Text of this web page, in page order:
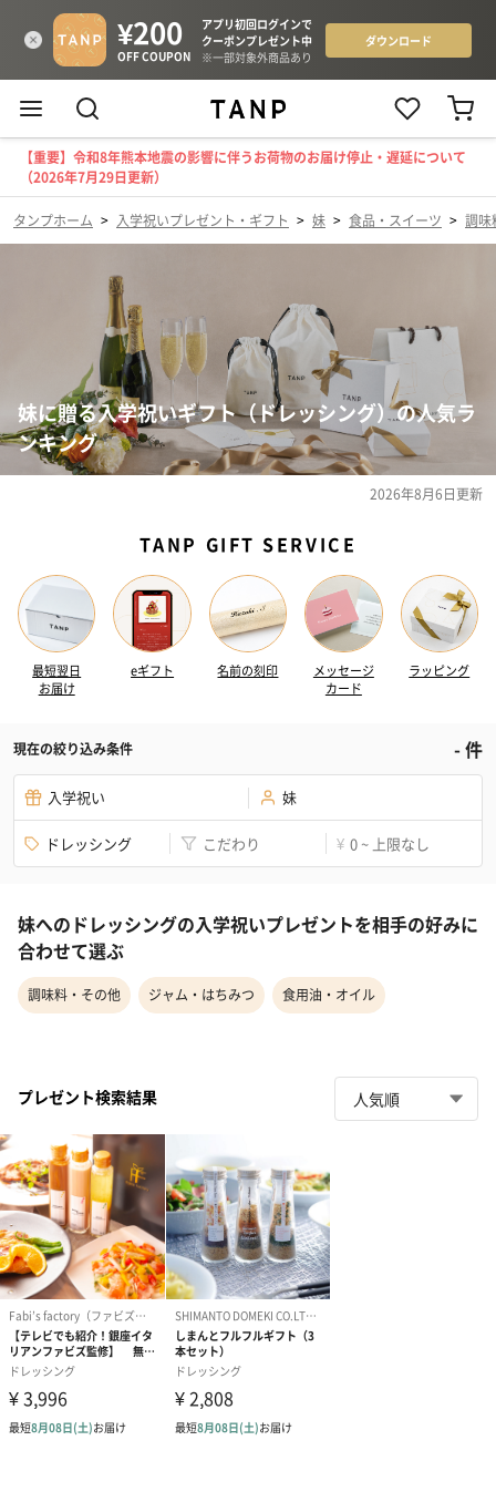
【重要】令和8年熊本地震の影響に伴うお荷物のお届け停止・遅延について
（2026年7月29日更新）
タンプホーム > 入学祝いプレゼント・ギフト > 妹 > 食品・スイーツ > 調味
妹に贈る入学祝いギフト（ドレッシング）の人気ラ
ンキング
2026年8月6日更新
TANP GIFT SERVICE
最短翌日
お届け
eギフト 名前の刻印
メッセージ
カード
ラッピング
現在の絞り込み条件 -件
入学祝い 妹
ドレッシング こだわり ¥ 0 ~ 上限なし
妹へのドレッシングの入学祝いプレゼントを相手の好みに
合わせて選ぶ
調味料・その他 ジャム・はちみつ 食用油・オイル
プレゼント検索結果